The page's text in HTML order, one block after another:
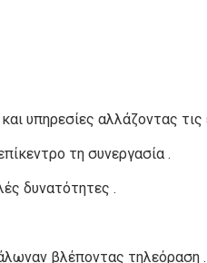
υπηρεσίες αλλάζοντας τις
τη συνεργασία .
δυνατότητες .
βλέποντας τηλεόραση .